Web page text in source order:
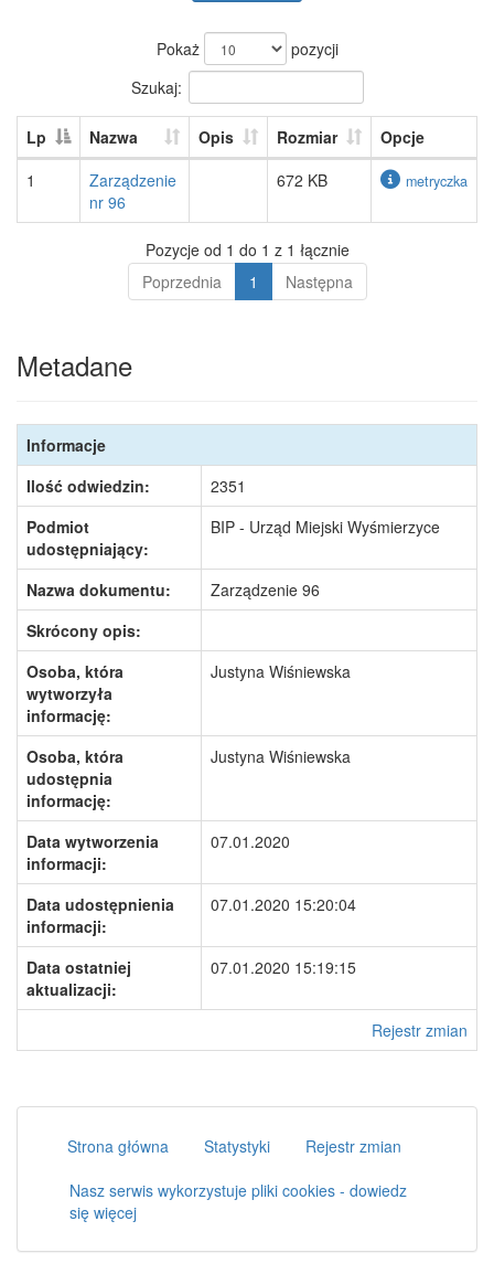
Pokaż
pozycji
Szukaj:
Lp Nazwa Opis Rozmiar
Opcje
1
Zarządzenie
nr 96
672 KB metryczka
Pozycje od 1 do 1 z 1 łącznie
Poprzednia
1 Następna
Metadane
Informacje
Ilość odwiedzin:
2351
Podmiot
udostępniający:
BIP - Urząd Miejski Wyśmierzyce
Nazwa dokumentu:
Zarządzenie 96
Skrócony opis:
Osoba, która
wytworzyła
informację:
Justyna Wiśniewska
Osoba, która
udostępnia
informację:
Justyna Wiśniewska
Data wytworzenia
informacji:
07.01.2020
Data udostępnienia
informacji:
07.01.2020 15:20:04
Data ostatniej
aktualizacji:
07.01.2020 15:19:15
Rejestr zmian
Strona główna Statystyki
Rejestr zmian
Nasz serwis wykorzystuje pliki cookies - dowiedz
się więcej